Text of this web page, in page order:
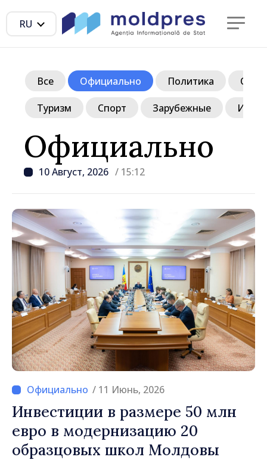
RU
Официально
10 Август, 2026 / 15:12
Все Официально Политика
Туризм Спорт Зарубежные
/ 11 Июнь, 2026
Инвестиции в размере 50 млн
евро в модернизацию 20
образцовых школ Молдовы